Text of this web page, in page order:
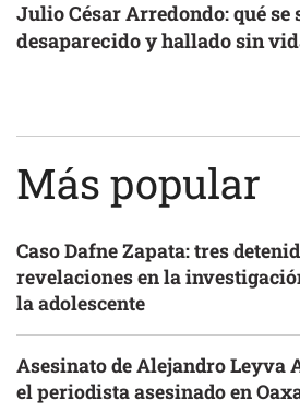
Julio César Arredondo: qué se
desaparecido y hallado sin
Más popular
Caso Dafne Zapata: tres
revelaciones en la
la adolescente
Asesinato de Alejandro Leyva
el periodista asesinado en